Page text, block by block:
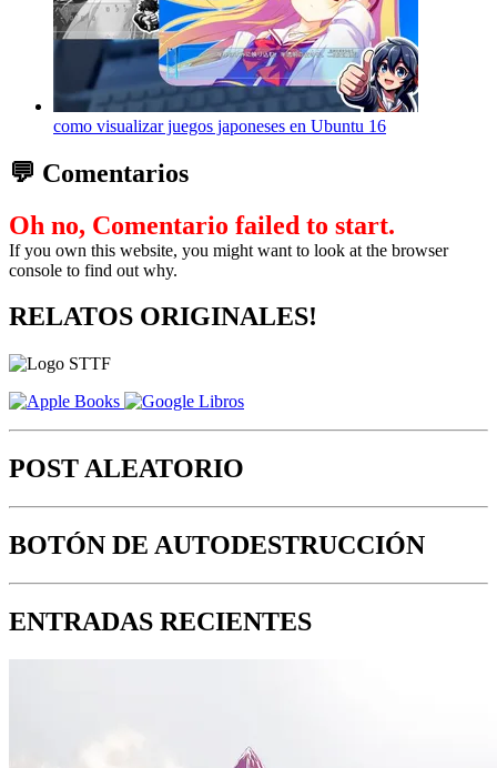
como visualizar juegos japoneses en Ubuntu 16
💬 Comentarios
Oh no, Comentario failed to start.
If you own this website, you might want to look at the browser
console to find out why.
RELATOS ORIGINALES!
POST ALEATORIO
BOTÓN DE AUTODESTRUCCIÓN
ENTRADAS RECIENTES